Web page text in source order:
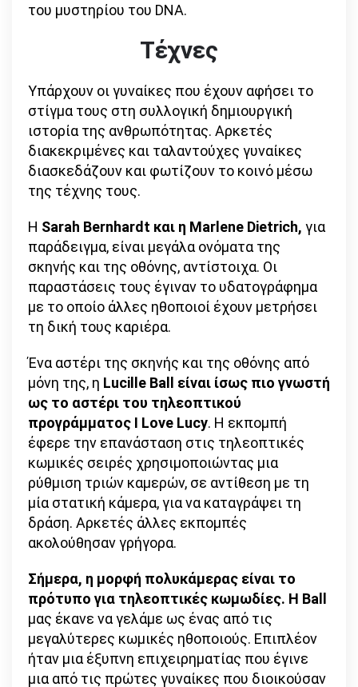
του μυστηρίου του DNA.
Τέχνες
Υπάρχουν οι γυναίκες που έχουν αφήσει το
στίγμα τους στη συλλογική δημιουργική
ιστορία της ανθρωπότητας. Αρκετές
διακεκριμένες και ταλαντούχες γυναίκες
διασκεδάζουν και φωτίζουν το κοινό μέσω
της τέχνης τους.
Η Sarah Bernhardt και η Marlene Dietrich, για
παράδειγμα, είναι μεγάλα ονόματα της
σκηνής και της οθόνης, αντίστοιχα. Οι
παραστάσεις τους έγιναν το υδατογράφημα
με το οποίο άλλες ηθοποιοί έχουν μετρήσει
τη δική τους καριέρα.
Ένα αστέρι της σκηνής και της οθόνης από
μόνη της, η Lucille Ball είναι ίσως πιο γνωστή
ως το αστέρι του τηλεοπτικού
προγράμματος I Love Lucy. Η εκπομπή
έφερε την επανάσταση στις τηλεοπτικές
κωμικές σειρές χρησιμοποιώντας μια
ρύθμιση τριών καμερών, σε αντίθεση με τη
μία στατική κάμερα, για να καταγράψει τη
δράση. Αρκετές άλλες εκπομπές
ακολούθησαν γρήγορα.
Σήμερα, η μορφή πολυκάμερας είναι το
πρότυπο για τηλεοπτικές κωμωδίες. Η Ball
μας έκανε να γελάμε ως ένας από τις
μεγαλύτερες κωμικές ηθοποιούς. Επιπλέον
ήταν μια έξυπνη επιχειρηματίας που έγινε
μια από τις πρώτες γυναίκες που διοικούσαν